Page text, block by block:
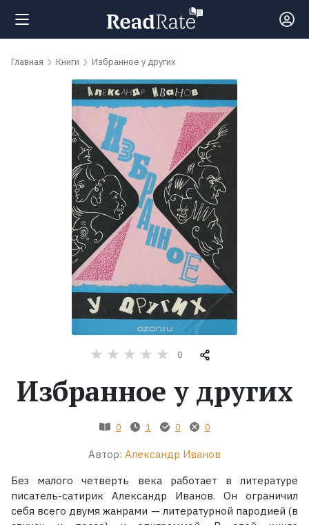
Поиск
обсуждаемые
Главная Книги Избранное у других
0
Избранное у других
0 1 0 0
Автор: Александр Иванов
Без малого четверть века работает в литературе
писатель-сатирик Александр Иванов. Он ограничил
себя всего двумя жанрами — литературной пародией (в